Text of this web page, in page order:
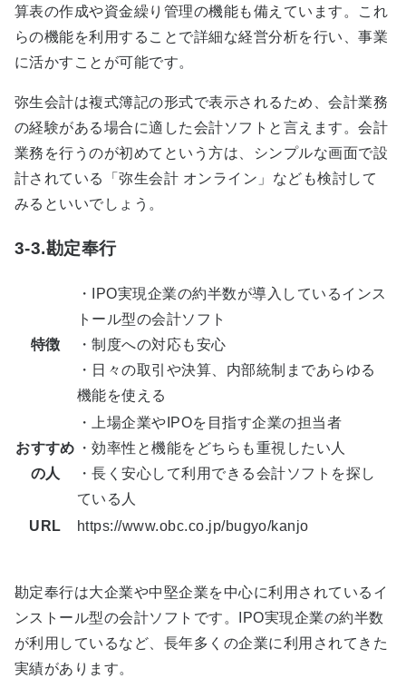
算表の作成や資金繰り管理の機能も備えています。これ
らの機能を利用することで詳細な経営分析を行い、事業
に活かすことが可能です。
弥生会計は複式簿記の形式で表示されるため、会計業務
の経験がある場合に適した会計ソフトと言えます。会計
業務を行うのが初めてという方は、シンプルな画面で設
計されている「弥生会計 オンライン」なども検討して
みるといいでしょう。
3-3.勘定奉行
特徴
・IPO実現企業の約半数が導入しているインス
トール型の会計ソフト
・制度への対応も安心
・日々の取引や決算、内部統制まであらゆる
機能を使える
おすすめ
の人
・上場企業やIPOを目指す企業の担当者
・効率性と機能をどちらも重視したい人
・長く安心して利用できる会計ソフトを探し
ている人
URL
https://www.obc.co.jp/bugyo/kanjo
勘定奉行は大企業や中堅企業を中心に利用されているイ
ンストール型の会計ソフトです。IPO実現企業の約半数
が利用しているなど、長年多くの企業に利用されてきた
実績があります。